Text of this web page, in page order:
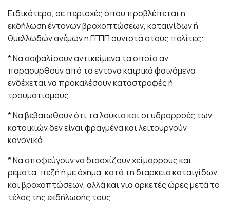
Ειδικότερα, σε περιοχές όπου προβλέπεται η
εκδήλωση έντονων βροχοπτώσεων, καταιγίδων ή
θυελλωδών ανέμων η ΓΓΠΠ συνιστά στους πολίτες:
* Να ασφαλίσουν αντικείμενα τα οποία αν
παρασυρθούν από τα έντονα καιρικά φαινόμενα
ενδέχεται να προκαλέσουν καταστροφές ή
τραυματισμούς.
* Να βεβαιωθούν ότι τα λούκια και οι υδρορροές των
κατοικιών δεν είναι φραγμένα και λειτουργούν
κανονικά.
* Να αποφεύγουν να διασχίζουν χείμαρρους και
ρέματα, πεζή ή με όχημα, κατά τη διάρκεια καταιγίδων
και βροχοπτώσεων, αλλά και για αρκετές ώρες μετά το
τέλος της εκδήλωσής τους